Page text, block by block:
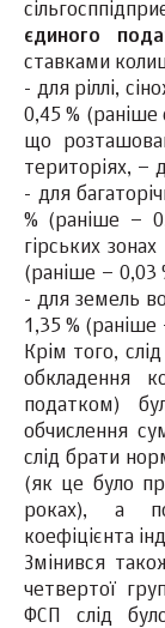
єдиного
ставками
- для ріллі,
0,45 % (раніше
що
територіях, –
- для
% (раніше –
гірських
(раніше – 0,03
- для земель
1,35 % (раніше
Крім того,
обкладення
податком)
обчислення
слід брати
(як це було
роках), а
коефіцієнта
Змінився
четвертої
ФСП слід